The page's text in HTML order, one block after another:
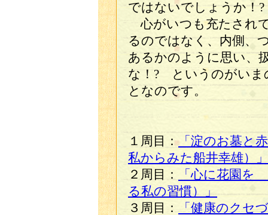
ではないでしょうか
心がいつも充たされ
るのではなく、内側、
あるかのように思い、
な！? というのがいま
となのです。
１周目：「淀のお墓と
私からみた船井幸雄）」
２周目：
「心に花園を
る私の習慣）」
３周目：
「健康のクセ